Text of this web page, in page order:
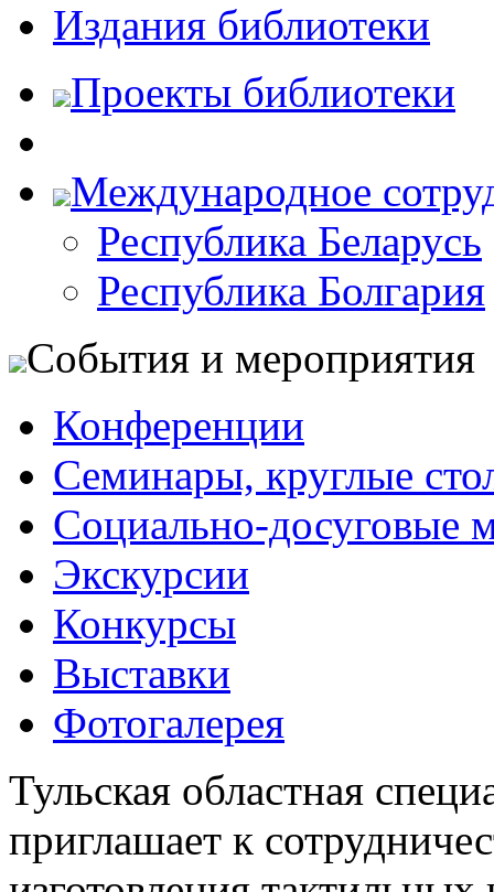
Издания библиотеки
Проекты библиотеки
Международное
Республика Беларусь
Республика Болгария
События и мероприятия
Конференции
Семинары, круглые
Социально-досуговые
Экскурсии
Конкурсы
Выставки
Фотогалерея
Тульская областная
приглашает к